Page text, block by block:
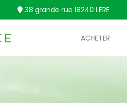
38 grande rue 18240 LERE
ACHETER